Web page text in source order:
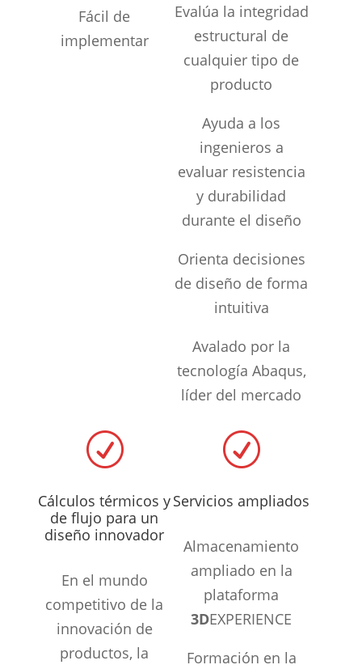
Fácil de
implementar
Evalúa la integridad
estructural de
cualquier tipo de
producto
Ayuda a los
ingenieros a
evaluar resistencia
y durabilidad
durante el diseño
Orienta decisiones
de diseño de forma
intuitiva
Avalado por la
tecnología Abaqus,
líder del mercado
R
Cálculos térmicos y
de flujo para un
diseño innovador
En el mundo
competitivo de la
innovación de
productos, la
R
Servicios ampliados
Almacenamiento
ampliado en la
plataforma
3DEXPERIENCE
Formación en la